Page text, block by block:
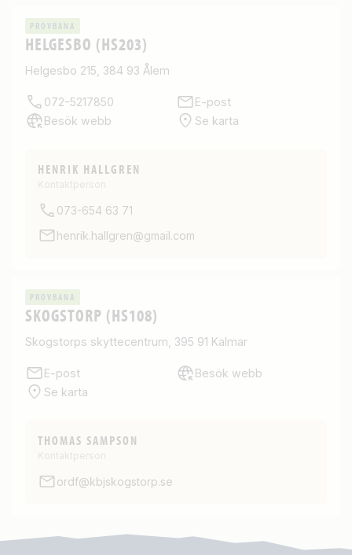
PROVBANA
HELGESBO (HS203)
Helgesbo 215, 384 93 Ålem
072-5217850
E-post
Besök webb
Se karta
HENRIK HALLGREN
Kontaktperson
073-654 63 71
henrik.hallgren@gmail.com
PROVBANA
SKOGSTORP (HS108)
Skogstorps skyttecentrum, 395 91 Kalmar
E-post
Besök webb
Se karta
THOMAS SAMPSON
Kontaktperson
ordf@kbjskogstorp.se